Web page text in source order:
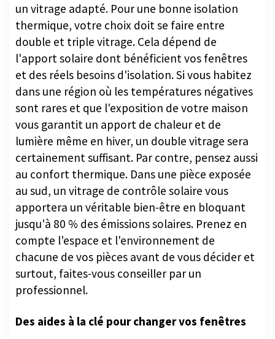
un vitrage adapté. Pour une bonne isolation
thermique, votre choix doit se faire entre
double et triple vitrage. Cela dépend de
l'apport solaire dont bénéficient vos fenêtres
et des réels besoins d'isolation. Si vous habitez
dans une région où les températures négatives
sont rares et que l'exposition de votre maison
vous garantit un apport de chaleur et de
lumière même en hiver, un double vitrage sera
certainement suffisant. Par contre, pensez aussi
au confort thermique. Dans une pièce exposée
au sud, un vitrage de contrôle solaire vous
apportera un véritable bien-être en bloquant
jusqu'à 80 % des émissions solaires. Prenez en
compte l'espace et l'environnement de
chacune de vos pièces avant de vous décider et
surtout, faites-vous conseiller par un
professionnel.
Des aides à la clé pour changer vos fenêtres